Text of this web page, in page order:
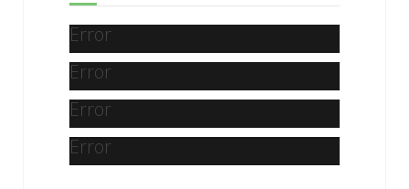
Error
Error
Error
Error